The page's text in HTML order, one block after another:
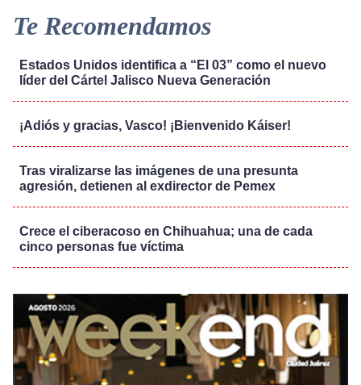
Te Recomendamos
Estados Unidos identifica a “El 03” como el nuevo
líder del Cártel Jalisco Nueva Generación
¡Adiós y gracias, Vasco! ¡Bienvenido Káiser!
Tras viralizarse las imágenes de una presunta
agresión, detienen al exdirector de Pemex
Crece el ciberacoso en Chihuahua; una de cada
cinco personas fue víctima